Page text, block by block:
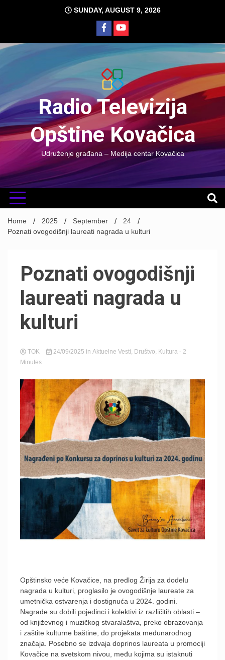
SUNDAY, AUGUST 9, 2026
Radio Televizija
Opštine Kovačica
Udruženje građana – Medija centar Kovačica
Home 2025 September
24
Poznati ovogodišnji laureati nagrada u kulturi
Poznati ovogodišnji
laureati nagrada u
kulturi
TOK 24/09/2025 in Aktuelne Vesti, Društvo, Kultura - 2
Minutes
Opštinsko veće Kovačice, na predlog Žirija za dodelu
nagrada u kulturi, proglasilo je ovogodišnje laureate za
umetnička ostvarenja i dostignuća u 2024. godini.
Nagrade su dobili pojedinci i kolektivi iz različitih oblasti –
od književnog i muzičkog stvaralaštva, preko obrazovanja
i zaštite kulturne baštine, do projekata međunarodnog
značaja. Posebno se izdvaja doprinos laureata u promociji
Kovačice na svetskom nivou, među kojima su istaknuti